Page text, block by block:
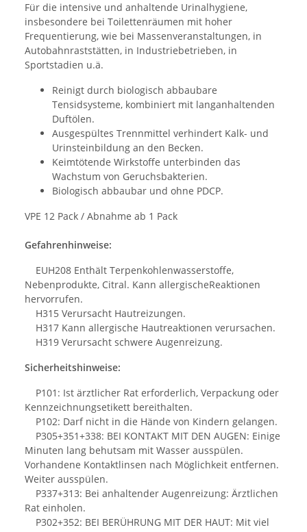
Für die intensive und anhaltende Urinalhygiene,
insbesondere bei Toilettenräumen mit hoher
Frequentierung, wie bei Massenveranstaltungen, in
Autobahnraststätten, in Industriebetrieben, in
Sportstadien u.ä.
Reinigt durch biologisch abbaubare
Tensidsysteme, kombiniert mit langanhaltenden
Duftölen.
Ausgespültes Trennmittel verhindert Kalk- und
Urinsteinbildung an den Becken.
Keimtötende Wirkstoffe unterbinden das
Wachstum von Geruchsbakterien.
Biologisch abbaubar und ohne PDCP.
VPE 12 Pack / Abnahme ab 1 Pack
Gefahrenhinweise:
EUH208 Enthält Terpenkohlenwasserstoffe,
Nebenprodukte, Citral. Kann allergischeReaktionen
hervorrufen.
H315 Verursacht Hautreizungen.
H317 Kann allergische Hautreaktionen verursachen.
H319 Verursacht schwere Augenreizung.
Sicherheitshinweise:
P101: Ist ärztlicher Rat erforderlich, Verpackung oder
Kennzeichnungsetikett bereithalten.
P102: Darf nicht in die Hände von Kindern gelangen.
P305+351+338: BEI KONTAKT MIT DEN AUGEN: Einige
Minuten lang behutsam mit Wasser ausspülen.
Vorhandene Kontaktlinsen nach Möglichkeit entfernen.
Weiter ausspülen.
P337+313: Bei anhaltender Augenreizung: Ärztlichen
Rat einholen.
P302+352: BEI BERÜHRUNG MIT DER HAUT: Mit viel